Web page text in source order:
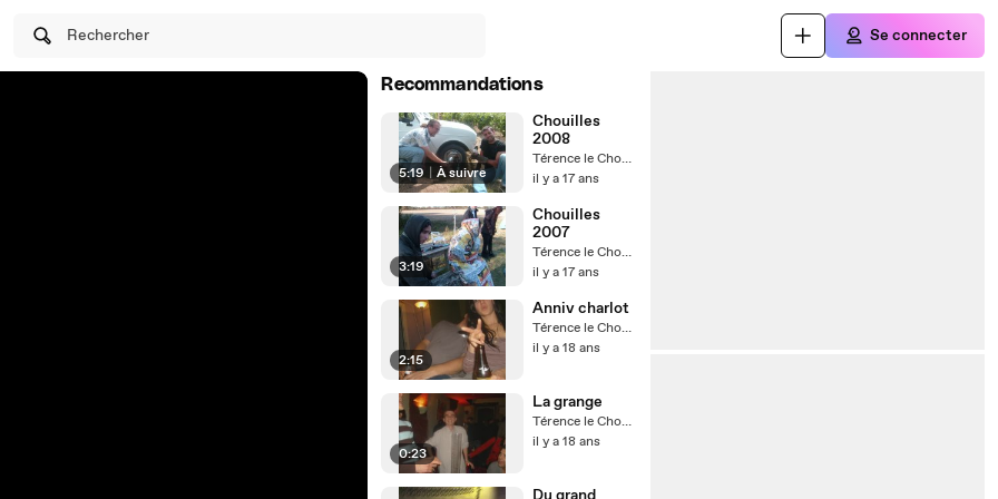
Rechercher Se connecter
Recommandations
5:19 À suivre
Chouilles
2008
Térence le Chouilleur
il y a 17 ans
3:19
Chouilles
2007
Térence le Chouilleur
il y a 17 ans
2:15
Anniv charlot
Térence le Chouilleur
il y a 18 ans
0:23
La grange
Térence le Chouilleur
il y a 18 ans